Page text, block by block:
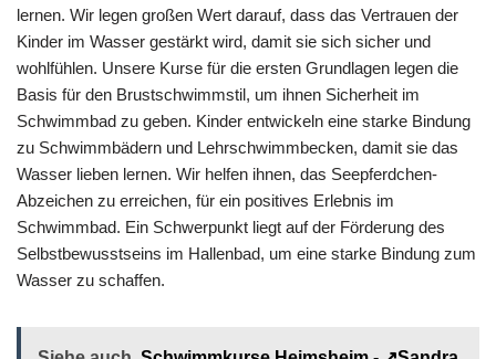
lernen. Wir legen großen Wert darauf, dass das Vertrauen der
Kinder im Wasser gestärkt wird, damit sie sich sicher und
wohlfühlen. Unsere Kurse für die ersten Grundlagen legen die
Basis für den Brustschwimmstil, um ihnen Sicherheit im
Schwimmbad zu geben. Kinder entwickeln eine starke Bindung
zu Schwimmbädern und Lehrschwimmbecken, damit sie das
Wasser lieben lernen. Wir helfen ihnen, das Seepferdchen-
Abzeichen zu erreichen, für ein positives Erlebnis im
Schwimmbad. Ein Schwerpunkt liegt auf der Förderung des
Selbstbewusstseins im Hallenbad, um eine starke Bindung zum
Wasser zu schaffen.